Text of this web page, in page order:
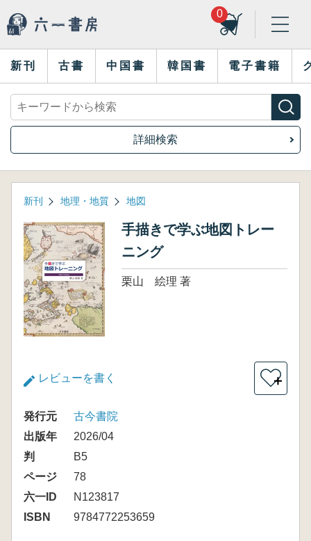
0
新刊 古書 中国書 韓国書 電子書籍
詳細検索
新刊 地理・地質 地図
手描きで学ぶ地図トレー
ニング
栗山 絵理 著
レビューを書く ＋
発行元
古今書院
出版年
2026/04
判
B5
ページ
78
六一ID
N123817
ISBN
9784772253659